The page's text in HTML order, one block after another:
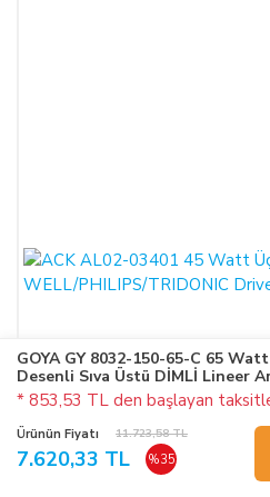
GOYA GY 8032-150-65-C 65
Desenli Sıva Üstü DİMLİ Lineer
* 853,53 TL den başlayan
Ürünün Fiyatı 11.723,58 TL
7.620,33 TL %35